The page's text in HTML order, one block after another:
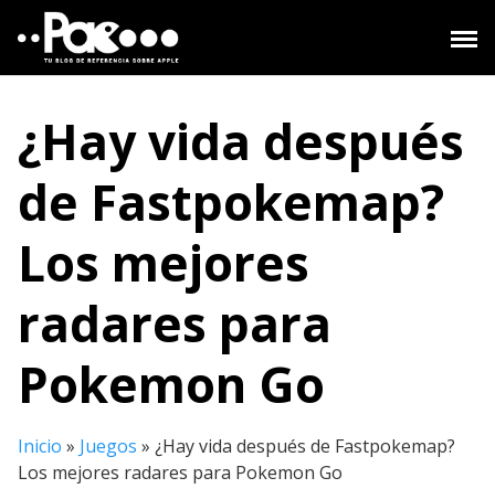
Saltar
contenido
¿Hay vida después
de Fastpokemap?
Los mejores
radares para
Pokemon Go
Inicio » Juegos » ¿Hay vida después de Fastpokemap?
Los mejores radares para Pokemon Go